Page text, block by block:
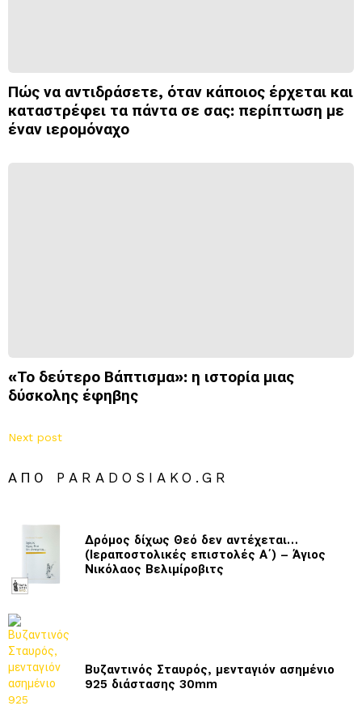
Πώς να αντιδράσετε, όταν κάποιος έρχεται και
καταστρέφει τα πάντα σε σας: περίπτωση με
έναν ιερομόναχο
«Το δεύτερο Βάπτισμα»: η ιστορία μιας
δύσκολης έφηβης
Next post
ΑΠΌ PARADOSIAKO.GR
Δρόμος δίχως Θεό δεν αντέχεται…
(Ιεραποστολικές επιστολές Α΄) – Άγιος
Νικόλαος Βελιμίροβιτς
Βυζαντινός Σταυρός, μενταγιόν ασημένιο
925 διάστασης 30mm